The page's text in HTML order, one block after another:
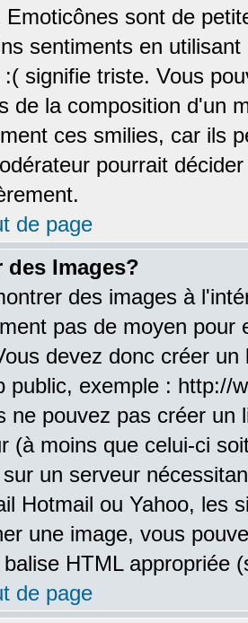
Emoticônes sont de
sentiments en
signifie triste. Vous
de la composition d'un
ces smilies, car ils
pourrait
de page
Images?
des images à
pas de moyen pour
devez donc créer
public, exemple : http://
ne pouvez pas créer un
(à moins que celui-ci
un serveur
Hotmail ou Yahoo, les
une image, vous
HTML appropriée
de page